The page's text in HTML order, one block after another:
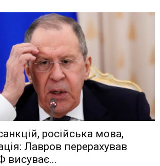
російська мова,
Лавров перерахував
висуває...